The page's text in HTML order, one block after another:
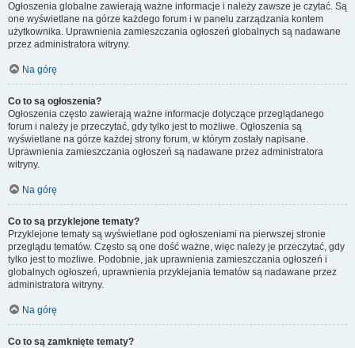
Ogłoszenia globalne zawierają ważne informacje i należy zawsze je czytać. Są
one wyświetlane na górze każdego forum i w panelu zarządzania kontem
użytkownika. Uprawnienia zamieszczania ogłoszeń globalnych są nadawane
przez administratora witryny.
Na górę
Co to są ogłoszenia?
Ogłoszenia często zawierają ważne informacje dotyczące przeglądanego
forum i należy je przeczytać, gdy tylko jest to możliwe. Ogłoszenia są
wyświetlane na górze każdej strony forum, w którym zostały napisane.
Uprawnienia zamieszczania ogłoszeń są nadawane przez administratora
witryny.
Na górę
Co to są przyklejone tematy?
Przyklejone tematy są wyświetlane pod ogłoszeniami na pierwszej stronie
przeglądu tematów. Często są one dość ważne, więc należy je przeczytać, gdy
tylko jest to możliwe. Podobnie, jak uprawnienia zamieszczania ogłoszeń i
globalnych ogłoszeń, uprawnienia przyklejania tematów są nadawane przez
administratora witryny.
Na górę
Co to są zamknięte tematy?